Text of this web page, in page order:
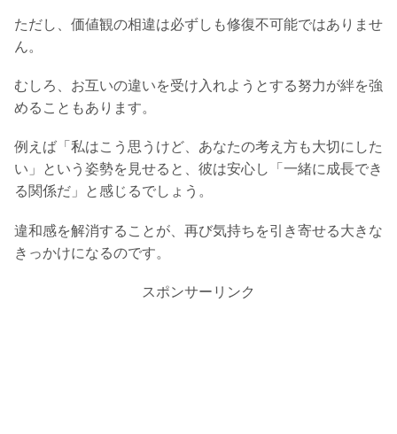
ただし、価値観の相違は必ずしも修復不可能ではありませ
ん。
むしろ、お互いの違いを受け入れようとする努力が絆を強
めることもあります。
例えば「私はこう思うけど、あなたの考え方も大切にした
い」という姿勢を見せると、彼は安心し「一緒に成長でき
る関係だ」と感じるでしょう。
違和感を解消することが、再び気持ちを引き寄せる大きな
きっかけになるのです。
スポンサーリンク